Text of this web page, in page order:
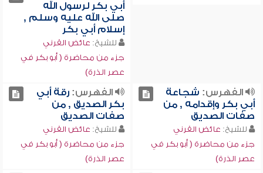
أبي بكر لرسول الله
صلى الله عليه وسلم ,
إسلام أبي بكر
للشيخ: عائض القرني
جزء من محاضرة ( أبو بكر في
عصر الذرة)
الفهرس: شجاعة
أبي بكر وإقدامه , من
صفات الصديق
للشيخ: عائض القرني
جزء من محاضرة ( أبو بكر في
عصر الذرة)
الفهرس:رقة أبي
بكر الصديق , من
صفات الصديق
للشيخ: عائض القرني
جزء من محاضرة ( أبو بكر في
عصر الذرة)